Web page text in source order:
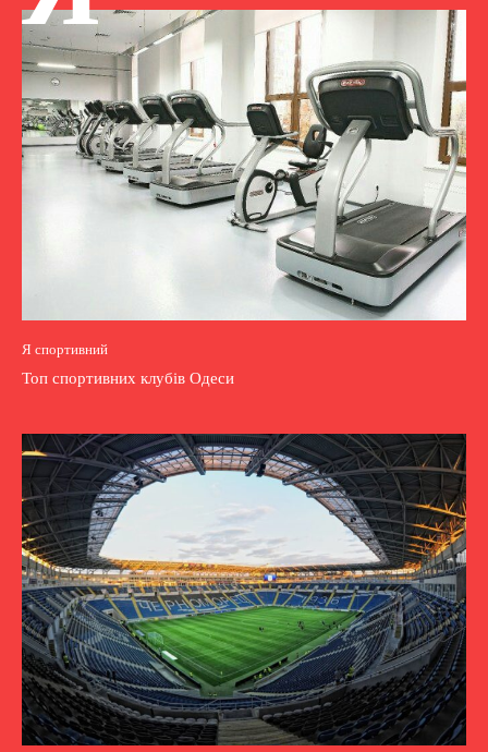
Я спортивний
Топ спортивних клубів Одеси